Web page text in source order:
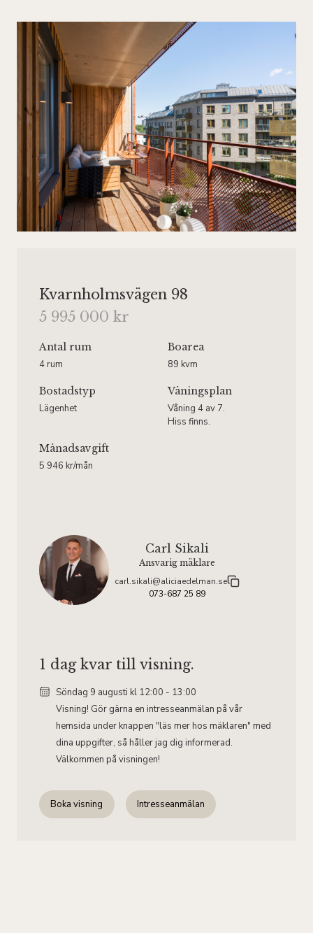
Kvarnholmsvägen 98
5 995 000 kr
Antal rum
4 rum
Boarea
89 kvm
Bostadstyp
Lägenhet
Våningsplan
Våning 4 av 7.
Hiss finns.
Månadsavgift
5 946 kr/mån
Carl Sikali
Ansvarig mäklare
carl.sikali@aliciaedelman.se
073-687 25 89
1 dag kvar till visning.
Söndag 9 augusti kl 12:00 - 13:00
Visning! Gör gärna en intresseanmälan på vår
hemsida under knappen "läs mer hos mäklaren" med
dina uppgifter, så håller jag dig informerad.
Välkommen på visningen!
Boka visning Intresseanmälan